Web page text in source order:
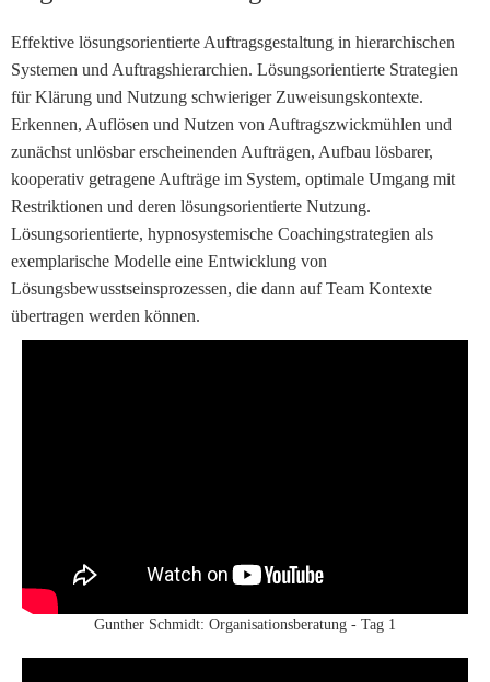
Effektive lösungsorientierte Auftragsgestaltung in hierarchischen
Systemen und Auftragshierarchien. Lösungsorientierte Strategien
für Klärung und Nutzung schwieriger Zuweisungskontexte.
Erkennen, Auflösen und Nutzen von Auftragszwickmühlen und
zunächst unlösbar erscheinenden Aufträgen, Aufbau lösbarer,
kooperativ getragene Aufträge im System, optimale Umgang mit
Restriktionen und deren lösungsorientierte Nutzung.
Lösungsorientierte, hypnosystemische Coachingstrategien als
exemplarische Modelle eine Entwicklung von
Lösungsbewusstseinsprozessen, die dann auf Team Kontexte
übertragen werden können.
Gunther Schmidt: Organisationsberatung - Tag 1